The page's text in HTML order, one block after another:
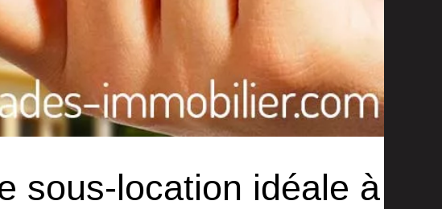
sous-location idéale à